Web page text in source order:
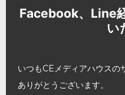
Facebook、Line
い
いつもCEメディアハウスの
ありがとうございます。